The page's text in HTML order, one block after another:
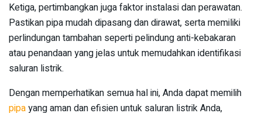
Ketiga, pertimbangkan juga faktor instalasi dan perawatan.
Pastikan pipa mudah dipasang dan dirawat, serta memiliki
perlindungan tambahan seperti pelindung anti-kebakaran
atau penandaan yang jelas untuk memudahkan identifikasi
saluran listrik.
Dengan memperhatikan semua hal ini, Anda dapat memilih
pipayang aman dan efisien untuk saluran listrik Anda,